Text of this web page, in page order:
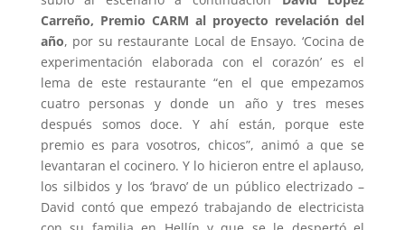
Carreño, Premio CARM al proyecto revelación del
año, por su restaurante Local de Ensayo. ‘Cocina de
experimentación elaborada con el corazón’ es el
lema de este restaurante “en el que empezamos
cuatro personas y donde un año y tres meses
después somos doce. Y ahí están, porque este
premio es para vosotros, chicos”, animó a que se
levantaran el cocinero. Y lo hicieron entre el aplauso,
los silbidos y los ‘bravo’ de un público electrizado –
David contó que empezó trabajando de electricista